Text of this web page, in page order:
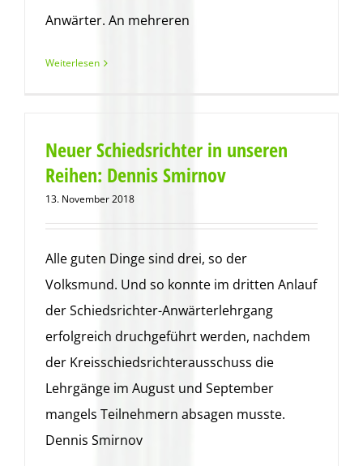
Anwärter. An mehreren
Weiterlesen
Neuer Schiedsrichter in unseren
Reihen: Dennis Smirnov
13. November 2018
Alle guten Dinge sind drei, so der
Volksmund. Und so konnte im dritten Anlauf
der Schiedsrichter-Anwärterlehrgang
erfolgreich druchgeführt werden, nachdem
der Kreisschiedsrichterausschuss die
Lehrgänge im August und September
mangels Teilnehmern absagen musste.
Dennis Smirnov